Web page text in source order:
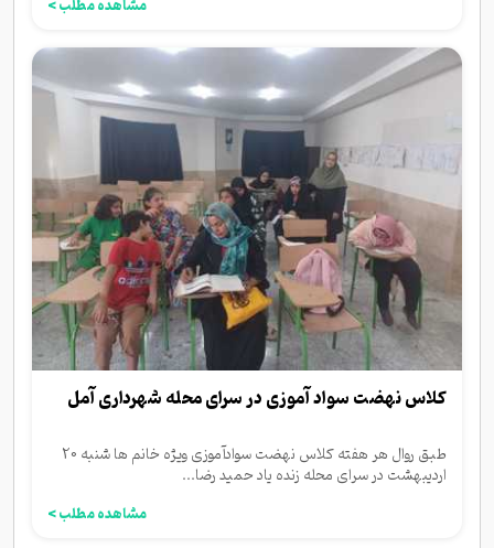
مشاهده مطلب >
کلاس نهضت سواد آموزی در سرای محله شهرداری آمل
طبق روال هر هفته کلاس نهضت سوادآموزی ویژه خانم ها شنبه 20
اردیبهشت در سرای محله زنده یاد حمید رضا...
مشاهده مطلب >